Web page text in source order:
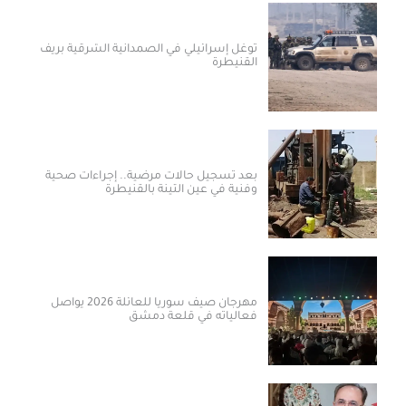
توغل إسرائيلي في الصمدانية الشرقية بريف
القنيطرة
بعد تسجيل حالات مرضية.. إجراءات صحية
وفنية في عين التينة بالقنيطرة
مهرجان صيف سوريا للعائلة 2026 يواصل
فعالياته في قلعة دمشق